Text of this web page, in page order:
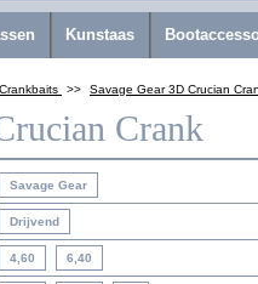
Kunstaas
>> Savage Gear 3D Crucian
Crank